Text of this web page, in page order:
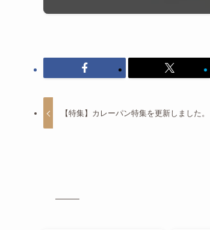
【特集】カレーパン特集を更新しました。